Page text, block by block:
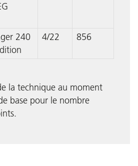
240
4/22 856
la technique au moment
base pour le nombre